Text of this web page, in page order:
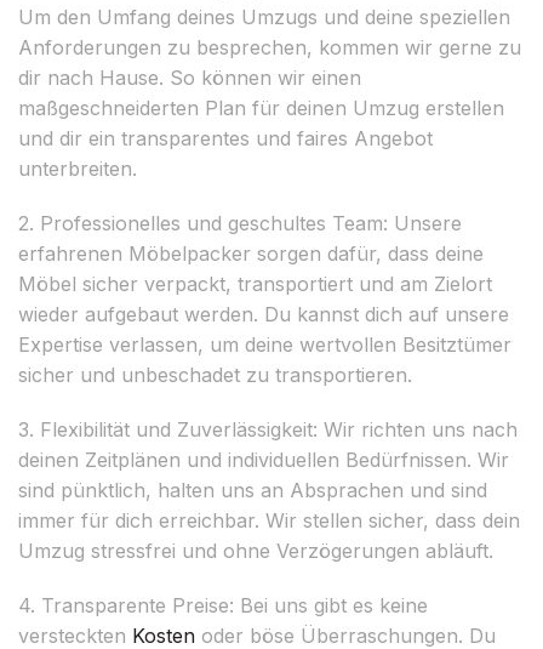
Um den Umfang deines Umzugs und deine speziellen
Anforderungen zu besprechen, kommen wir gerne zu
dir nach Hause. So können wir einen
maßgeschneiderten Plan für deinen Umzug erstellen
und dir ein transparentes und faires Angebot
unterbreiten.
2. Professionelles und geschultes Team: Unsere
erfahrenen Möbelpacker sorgen dafür, dass deine
Möbel sicher verpackt, transportiert und am Zielort
wieder aufgebaut werden. Du kannst dich auf unsere
Expertise verlassen, um deine wertvollen Besitztümer
sicher und unbeschadet zu transportieren.
3. Flexibilität und Zuverlässigkeit: Wir richten uns nach
deinen Zeitplänen und individuellen Bedürfnissen. Wir
sind pünktlich, halten uns an Absprachen und sind
immer für dich erreichbar. Wir stellen sicher, dass dein
Umzug stressfrei und ohne Verzögerungen abläuft.
4. Transparente Preise: Bei uns gibt es keine
versteckten Kosten oder böse Überraschungen. Du